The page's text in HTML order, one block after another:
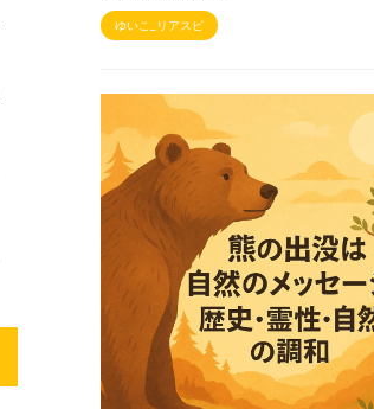
ゆいこ_リアスピ